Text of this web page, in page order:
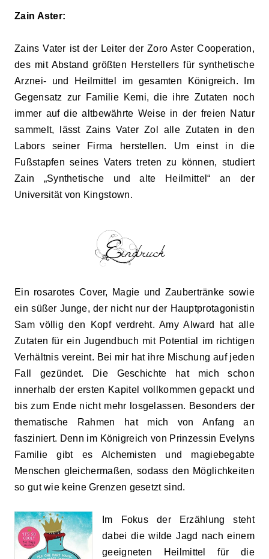
Zain Aster:
Zains Vater ist der Leiter der Zoro Aster Cooperation,
des mit Abstand größten Herstellers für synthetische
Arznei- und Heilmittel im gesamten Königreich. Im
Gegensatz zur Familie Kemi, die ihre Zutaten noch
immer auf die altbewährte Weise in der freien Natur
sammelt, lässt Zains Vater Zol alle Zutaten in den
Labors seiner Firma herstellen. Um einst in die
Fußstapfen seines Vaters treten zu können, studiert
Zain „Synthetische und alte Heilmittel“ an der
Universität von Kingstown.
Ein rosarotes Cover, Magie und Zaubertränke sowie
ein süßer Junge, der nicht nur der Hauptprotagonistin
Sam völlig den Kopf verdreht. Amy Alward hat alle
Zutaten für ein Jugendbuch mit Potential im richtigen
Verhältnis vereint. Bei mir hat ihre Mischung auf jeden
Fall gezündet. Die Geschichte hat mich schon
innerhalb der ersten Kapitel vollkommen gepackt und
bis zum Ende nicht mehr losgelassen. Besonders der
thematische Rahmen hat mich von Anfang an
fasziniert. Denn im Königreich von Prinzessin Evelyns
Familie gibt es Alchemisten und magiebegabte
Menschen gleichermaßen, sodass den Möglichkeiten
so gut wie keine Grenzen gesetzt sind.
Im Fokus der Erzählung steht
dabei die wilde Jagd nach einem
geeigneten Heilmittel für die